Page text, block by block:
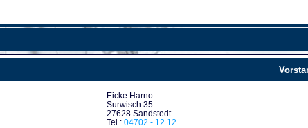
Eicke Harno
Surwisch 35
27628 Sandstedt
Tel.: 04702 - 12 12